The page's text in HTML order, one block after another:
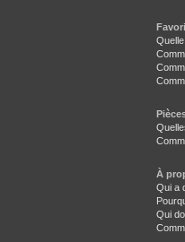
À
Qui a
Qui